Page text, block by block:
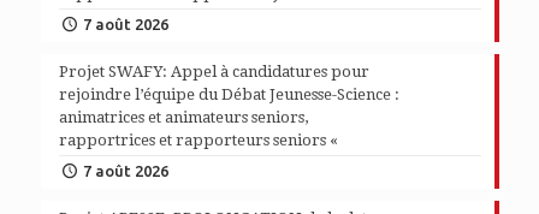
7 août 2026
Projet SWAFY: Appel à candidatures pour
rejoindre l’équipe du Débat Jeunesse-Science :
animatrices et animateurs seniors,
rapportrices et rapporteurs seniors «
7 août 2026